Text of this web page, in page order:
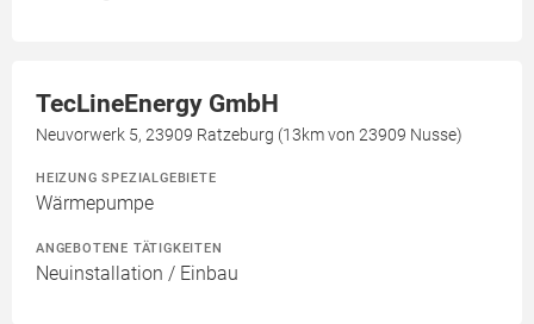
TecLineEnergy GmbH
Neuvorwerk 5, 23909 Ratzeburg (13km von 23909 Nusse)
HEIZUNG SPEZIALGEBIETE
Wärmepumpe
ANGEBOTENE TÄTIGKEITEN
Neuinstallation / Einbau